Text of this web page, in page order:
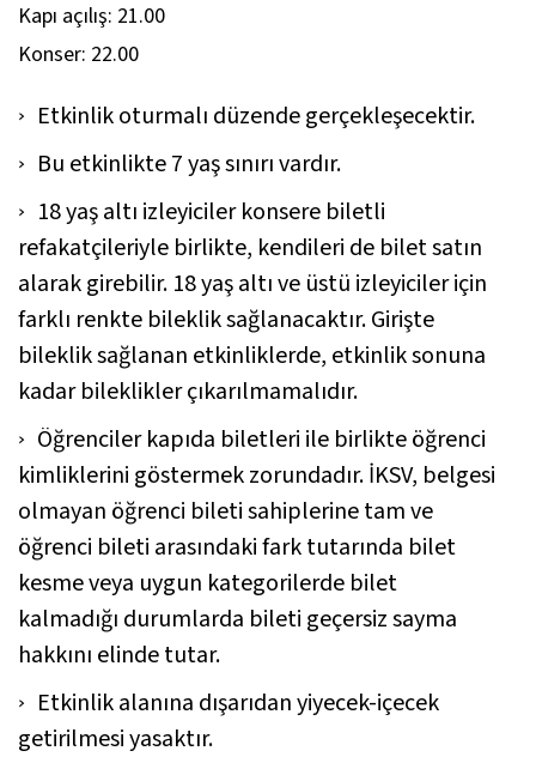
Kapı açılış: 21.00
Konser: 22.00
Etkinlik oturmalı düzende gerçekleşecektir.
Bu etkinlikte 7 yaş sınırı vardır.
18 yaş altı izleyiciler konsere biletli
refakatçileriyle birlikte, kendileri de bilet satın
alarak girebilir. 18 yaş altı ve üstü izleyiciler için
farklı renkte bileklik sağlanacaktır. Girişte
bileklik sağlanan etkinliklerde, etkinlik sonuna
kadar bileklikler çıkarılmamalıdır.
Öğrenciler kapıda biletleri ile birlikte öğrenci
kimliklerini göstermek zorundadır. İKSV, belgesi
olmayan öğrenci bileti sahiplerine tam ve
öğrenci bileti arasındaki fark tutarında bilet
kesme veya uygun kategorilerde bilet
kalmadığı durumlarda bileti geçersiz sayma
hakkını elinde tutar.
Etkinlik alanına dışarıdan yiyecek-içecek
getirilmesi yasaktır.